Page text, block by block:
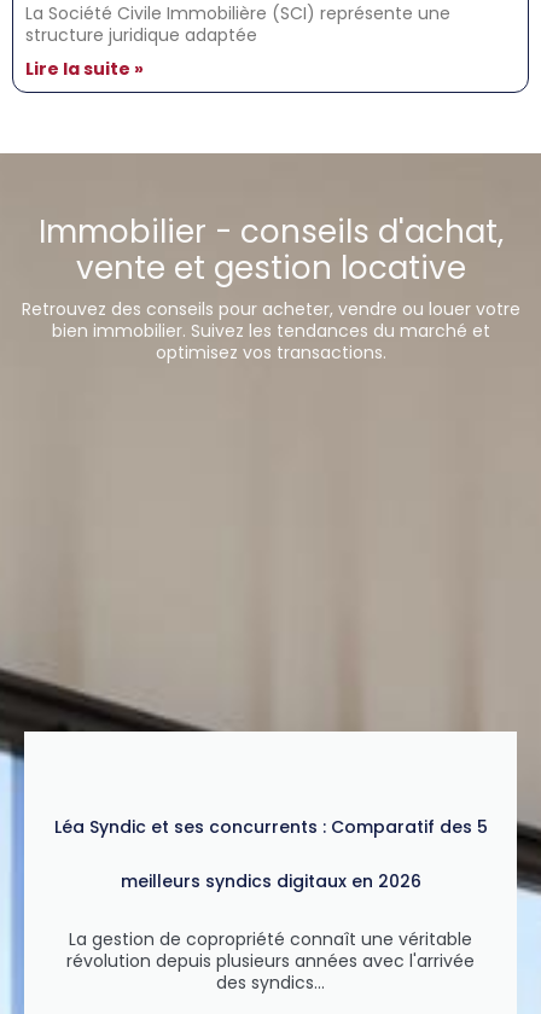
La Société Civile Immobilière (SCI) représente une
structure juridique adaptée
Lire la suite »
Immobilier - conseils d'achat,
vente et gestion locative
Retrouvez des conseils pour acheter, vendre ou louer votre
bien immobilier. Suivez les tendances du marché et
optimisez vos transactions.
Léa Syndic et ses concurrents : Comparatif des 5
meilleurs syndics digitaux en 2026
La gestion de copropriété connaît une véritable
révolution depuis plusieurs années avec l'arrivée
des syndics...